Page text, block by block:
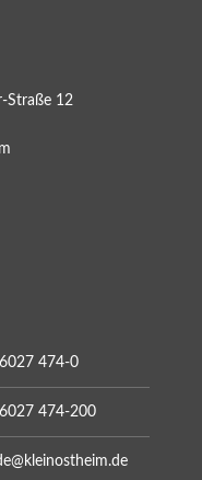
Straße 12
474-0
474-200